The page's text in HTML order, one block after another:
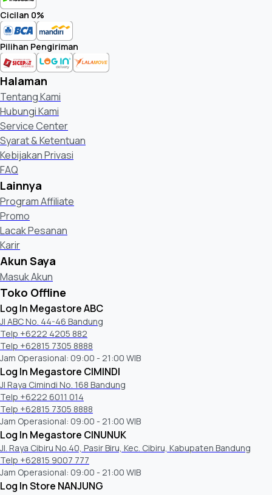
Cicilan 0%
Pilihan Pengiriman
Halaman
Tentang Kami
Hubungi Kami
Service Center
Syarat & Ketentuan
Kebijakan Privasi
FAQ
Lainnya
Program Affiliate
Promo
Lacak Pesanan
Karir
Akun Saya
Masuk Akun
Toko Offline
Log In Megastore ABC
Jl ABC No. 44-46 Bandung
Telp +6222 4205 882
Telp +62815 7305 8888
Jam Operasional: 09:00 - 21:00 WIB
Log In Megastore CIMINDI
Jl Raya Cimindi No. 168 Bandung
Telp +6222 6011 014
Telp +62815 7305 8888
Jam Operasional: 09:00 - 21:00 WIB
Log In Megastore CINUNUK
Jl. Raya Cibiru No.40, Pasir Biru, Kec. Cibiru, Kabupaten Bandung
Telp +62815 9007 777
Jam Operasional: 09:00 - 21:00 WIB
Log In Store NANJUNG